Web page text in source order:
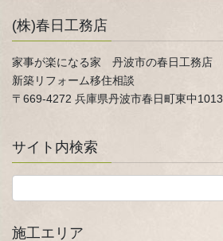
(株)春日工務店
家事が楽になる家 丹波市の春日工務店
新築リフォーム移住相談
〒669-4272 兵庫県丹波市春日町東中1013
サイト内検索
施工エリア